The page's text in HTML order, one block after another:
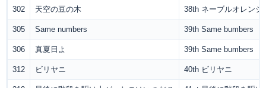
302 天空の豆の木 38th ネーブルオレンジ
305 Same numbers 39th Same bumbers
306 真夏日よ 39th Same bumbers
312 ビリヤニ 40th ビリヤニ